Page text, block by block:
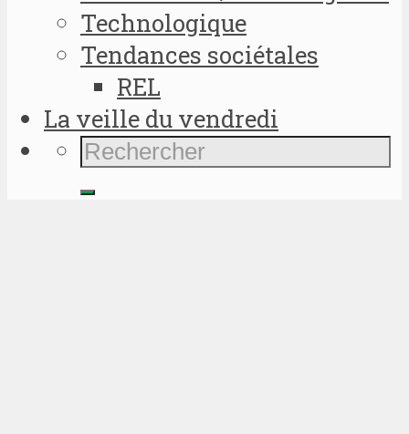
Technologique
Tendances sociétales
REL
La veille du vendredi